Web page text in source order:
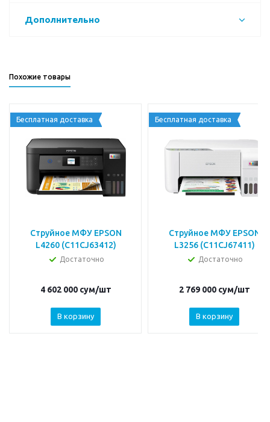
Дополнительно
Похожие товары
Бесплатная доставка
Струйное МФУ EPSON
L4260 (C11CJ63412)
Достаточно
4 602 000сум/шт
В корзину
Бесплатная доставка
Струйное МФУ EPSON
L3256 (C11CJ67411)
Достаточно
2 769 000сум/шт
В корзину